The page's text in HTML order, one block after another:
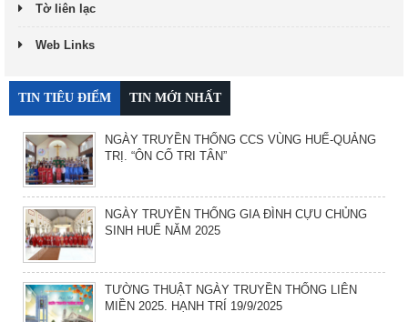
Tờ liên lạc
Web Links
TIN TIÊU ĐIỂM TIN MỚI NHẤT
NGÀY TRUYỀN THỐNG CCS VÙNG HUẾ-QUẢNG
TRỊ. “ÔN CỐ TRI TÂN”
NGÀY TRUYỀN THỐNG GIA ĐÌNH CỰU CHỦNG
SINH HUẾ NĂM 2025
TƯỜNG THUẬT NGÀY TRUYỀN THỐNG LIÊN
MIỀN 2025. HẠNH TRÍ 19/9/2025